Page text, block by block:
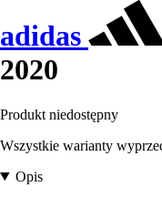
adidas
2020
Produkt niedostępny
Wszystkie warianty
Opis